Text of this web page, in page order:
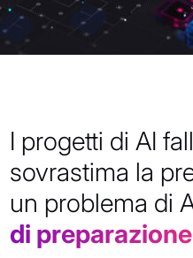
I progetti di AI
sovrastima la
un problema di
di